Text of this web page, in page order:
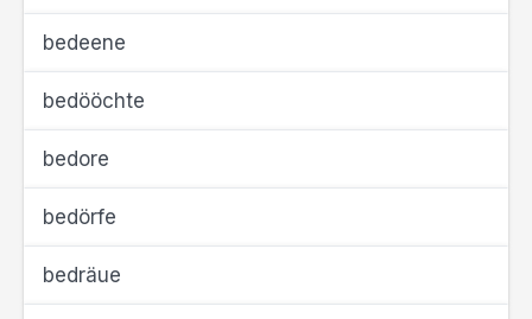
bedeene
bedööchte
bedore
bedörfe
bedräue